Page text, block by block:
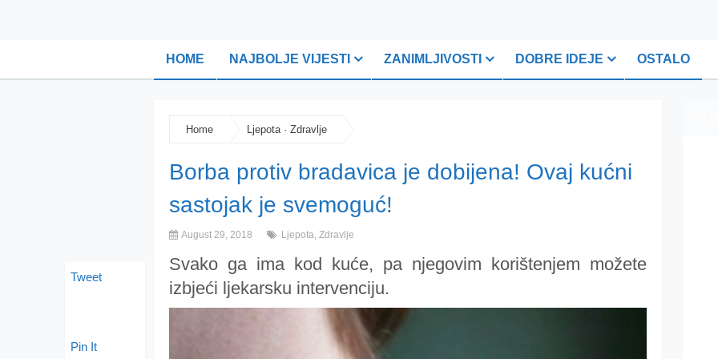
HOME NAJBOLJE VIJESTI ZANIMLJIVOSTI DOBRE IDEJE OSTALO
Home Ljepota · Zdravlje
Borba protiv bradavica je dobijena! Ovaj kućni
sastojak je svemoguć!
August 29, 2018 Ljepota, Zdravlje
Svako ga ima kod kuće, pa njegovim korištenjem možete
izbjeći ljekarsku intervenciju.
Tweet
Pin It